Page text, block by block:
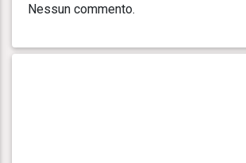
Nessun commento.